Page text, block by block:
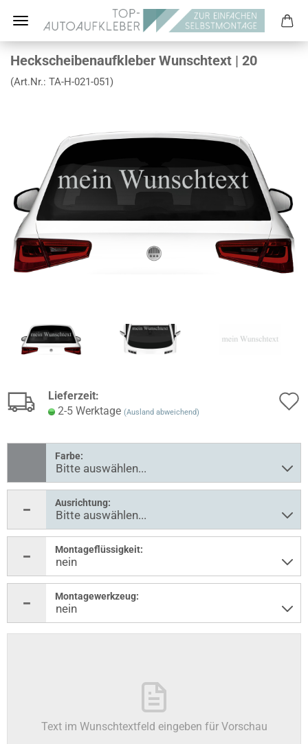
Heckscheibenaufkleber Wunschtext | 20
(Art.Nr.: TA-H-021-051)
Lieferzeit:
2-5 Werktage (Ausland abweichend)
Farbe:
Ausrichtung:
Montageflüssigkeit:
Montagewerkzeug:
Text im Wunschtextfeld eingeben für Vorschau